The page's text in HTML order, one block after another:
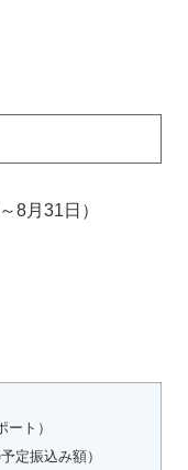
8月31日）
ト）
定振込み額）